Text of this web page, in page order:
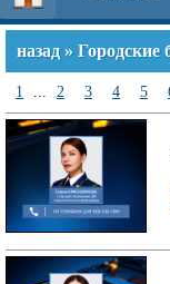
назад » Городские
1 ... 2 3 4 5